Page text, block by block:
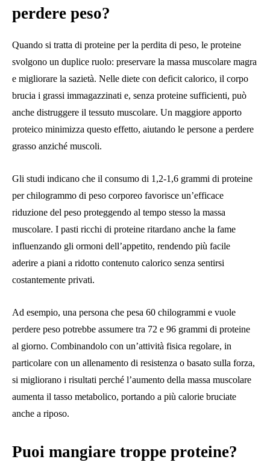
perdere peso?
Quando si tratta di proteine ​​per la perdita di peso, le proteine ​​
svolgono un duplice ruolo: preservare la massa muscolare magra
e migliorare la sazietà. Nelle diete con deficit calorico, il corpo
brucia i grassi immagazzinati e, senza proteine ​​sufficienti, può
anche distruggere il tessuto muscolare. Un maggiore apporto
proteico minimizza questo effetto, aiutando le persone a perdere
grasso anziché muscoli.
Gli studi indicano che il consumo di 1,2-1,6 grammi di proteine ​​
per chilogrammo di peso corporeo favorisce un’efficace
riduzione del peso proteggendo al tempo stesso la massa
muscolare. I pasti ricchi di proteine ​​ritardano anche la fame
influenzando gli ormoni dell’appetito, rendendo più facile
aderire a piani a ridotto contenuto calorico senza sentirsi
costantemente privati.
Ad esempio, una persona che pesa 60 chilogrammi e vuole
perdere peso potrebbe assumere tra 72 e 96 grammi di proteine ​​
al giorno. Combinandolo con un’attività fisica regolare, in
particolare con un allenamento di resistenza o basato sulla forza,
si migliorano i risultati perché l’aumento della massa muscolare
aumenta il tasso metabolico, portando a più calorie bruciate
anche a riposo.
Puoi mangiare troppe proteine?